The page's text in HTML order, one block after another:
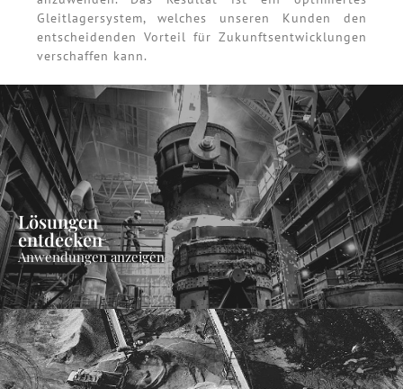
Gleitlagersystem, welches unseren Kunden den
entscheidenden Vorteil für Zukunftsentwicklungen
verschaffen kann.
Lösungen
entdecken
Anwendungen anzeigen